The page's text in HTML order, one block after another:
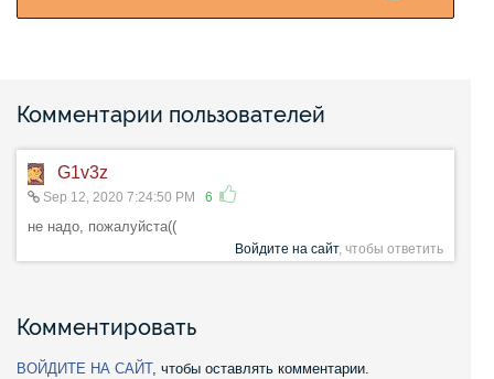
Комментарии пользователей
G1v3z
Sep 12, 2020 7:24:50 PM 6
не надо, пожалуйста((
Войдите на сайт, чтобы ответить
Комментировать
ВОЙДИТЕ НА САЙТ, чтобы оставлять комментарии.